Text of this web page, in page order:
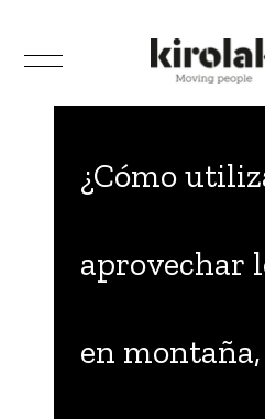
¿Cómo
aprovechar
en